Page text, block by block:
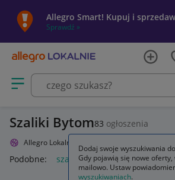
Allegro Smart! Kupuj i
Sprawdź »
Otwórz menu z kategoriami
Szaliki Bytom83 ogłoszenia
Allegro Lokalnie
Podobne: szaliki i szale szalik
Dodaj swoje wyszukiwania
Gdy pojawią się nowe oferty,
mailowo. Ustaw
wyszukiwaniach.